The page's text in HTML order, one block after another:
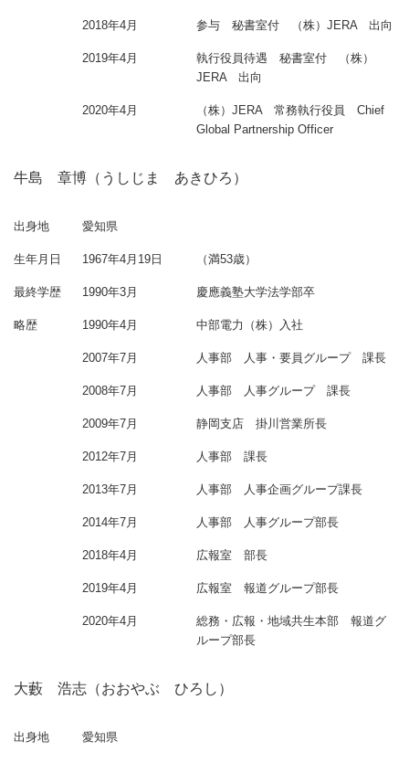
2018年4月 参与 秘書室付 （株）JERA 出向
2019年4月
執行役員待遇 秘書室付 （株）
JERA 出向
2020年4月
（株）JERA 常務執行役員 Chief
Global Partnership Officer
牛島 章博（うしじま あきひろ）
出身地 愛知県
生年月日 1967年4月19日 （満53歳）
最終学歴 1990年3月 慶應義塾大学法学部卒
略歴 1990年4月 中部電力（株）入社
2007年7月 人事部 人事・要員グループ 課長
2008年7月 人事部 人事グループ 課長
2009年7月 静岡支店 掛川営業所長
2012年7月 人事部 課長
2013年7月 人事部 人事企画グループ課長
2014年7月 人事部 人事グループ部長
2018年4月 広報室 部長
2019年4月 広報室 報道グループ部長
2020年4月
総務・広報・地域共生本部 報道グ
ループ部長
大藪 浩志（おおやぶ ひろし）
出身地 愛知県